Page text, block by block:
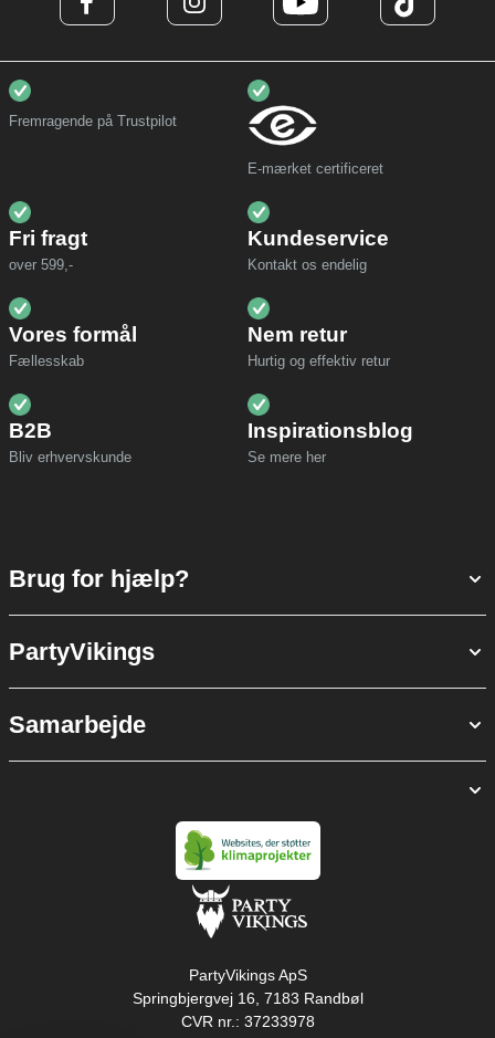
Fremragende på Trustpilot
E-mærket certificeret
Fri fragt
over 599,-
Kundeservice
Kontakt os endelig
Vores formål
Fællesskab
Nem retur
Hurtig og effektiv retur
B2B
Bliv erhvervskunde
Inspirationsblog
Se mere her
Brug for hjælp?
PartyVikings
Samarbejde
PartyVikings ApS
Springbjergvej 16, 7183 Randbøl
CVR nr.: 37233978